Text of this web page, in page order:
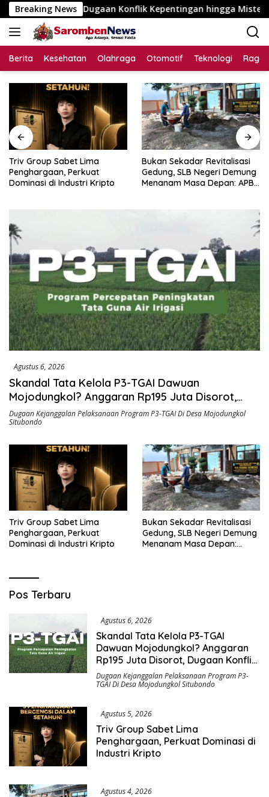
Langsung
ke
konten
Breaking News
Dugaan Konflik Kepentingan hingga Misteri Swakelola Petani
Berita Kesehatan Olahraga Otomotif Teknologi
Triv Group Sabet Lima
Penghargaan, Perkuat
Dominasi di Industri Kripto
Bukan Sekadar Revitalisasi
Gedung, SLB Negeri Demung
Menanam Masa Depan: APBN
Agustus 6, 2026
Skandal Tata Kelola P3-TGAI Dawuan
Mojodungkol? Anggaran Rp195 Juta Disorot,
Dugaan Konflik Kepentingan hingga Misteri
Swakelola Petani
Dugaan Kejanggalan Pelaksanaan Program P3-TGAI Di Desa Mojodungkol
Situbondo
Triv Group Sabet Lima
Penghargaan, Perkuat
Dominasi di Industri Kripto
Bukan Sekadar Revitalisasi
Gedung, SLB Negeri Demung
Menanam Masa Depan:
Saromben
Pos Terbaru
Agustus 6, 2026
Skandal Tata Kelola P3-TGAI
Dawuan Mojodungkol? Anggaran
Rp195 Juta Disorot, Dugaan Konflik
Kepentingan hingga Misteri
Swakelola Petani
Dugaan Kejanggalan Pelaksanaan Program P3-
TGAI Di Desa Mojodungkol Situbondo
Agustus 5, 2026
Triv Group Sabet Lima
Penghargaan, Perkuat Dominasi di
Industri Kripto
Agustus 4, 2026